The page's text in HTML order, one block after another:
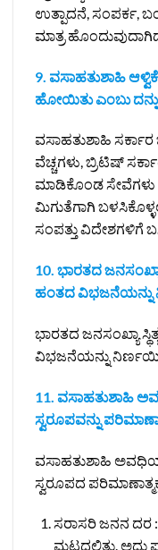
ಉತ್ಪಾದನೆ, ಸಂಪರ್ಕ,
ಮಾತ್ರ
9. ವಸಾಹತುಶಾಹಿ
ಹೋಯಿತು ಎಂಬು ದನ್ನು
ವಸಾಹತುಶಾಹಿ ಸರ್ಕಾರ
ವೆಚ್ಚಗಳು, ಬ್ರಿಟಿಷ್
ಮಾಡಿಕೊಂಡ ಸೇವೆಗಳು
ಮಿಗುತೆಗಾಗಿ
ಸಂಪತ್ತು ವಿದೇಶಗಳಿಗೆ
10. ಭಾರತದ
ಹಂತದ ವಿಭಜನೆಯನ್ನು
ಭಾರತದ ಜನಸಂಖ್ಯಾ
ವಿಭಜನೆಯನ್ನು
11. ವಸಾಹತುಶಾಹಿ
ಸ್ವರೂಪವನ್ನು
ವಸಾಹತುಶಾಹಿ
ಸ್ವರೂಪದ
ಸರಾಸರಿ ಜನನ ದರ :
ಮಟ್ಟದಲ್ಲಿತ್ತು. ಅದು